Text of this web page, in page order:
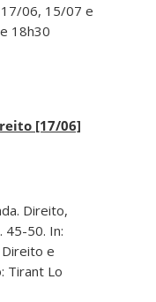
06, 15/07 e
18h30
[17/06]
Direito,
45-50. In:
Direito e
Tirant Lo